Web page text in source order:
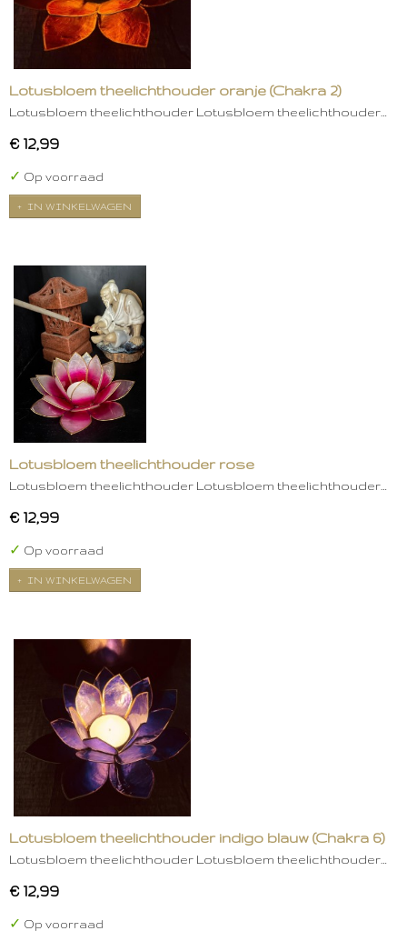
Lotusbloem theelichthouder oranje (Chakra 2)
Lotusbloem theelichthouder Lotusbloem theelichthouder…
€ 12,99
✓ Op voorraad
IN WINKELWAGEN
Lotusbloem theelichthouder rose
Lotusbloem theelichthouder Lotusbloem theelichthouder…
€ 12,99
✓ Op voorraad
IN WINKELWAGEN
Lotusbloem theelichthouder indigo blauw (Chakra 6)
Lotusbloem theelichthouder Lotusbloem theelichthouder…
€ 12,99
✓ Op voorraad